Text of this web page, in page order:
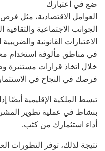
ضع في اعتبارك
العوامل الاقتصادية، مثل
الجوانب الاجتماعية
الاعتبارات القانونية
في مناطق مألوفة استخدام
خلال اتخاذ قرارات مستنيرة
فرصك في النجاح في
تبسط الملكية الإقليمية أيضًا
بنشاط في عملية تطوير
أداء استثمارك من كثب.
نتيجة لذلك، توفر التطورات